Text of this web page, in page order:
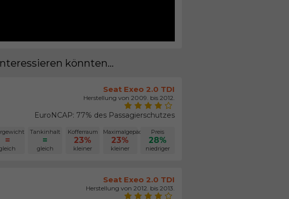
könnten...
Seat Exeo 2.0 TDI
Herstellung von 2009. bis 2012.
EuroNCAP: 77% des Passagierschutzes
=
Tankinhalt
=
gleich
Kofferraum
23%
kleiner
Maximalgepäck
23%
kleiner
Preis
28%
niedriger
Seat Exeo 2.0 TDI
Herstellung von 2012. bis 2013.